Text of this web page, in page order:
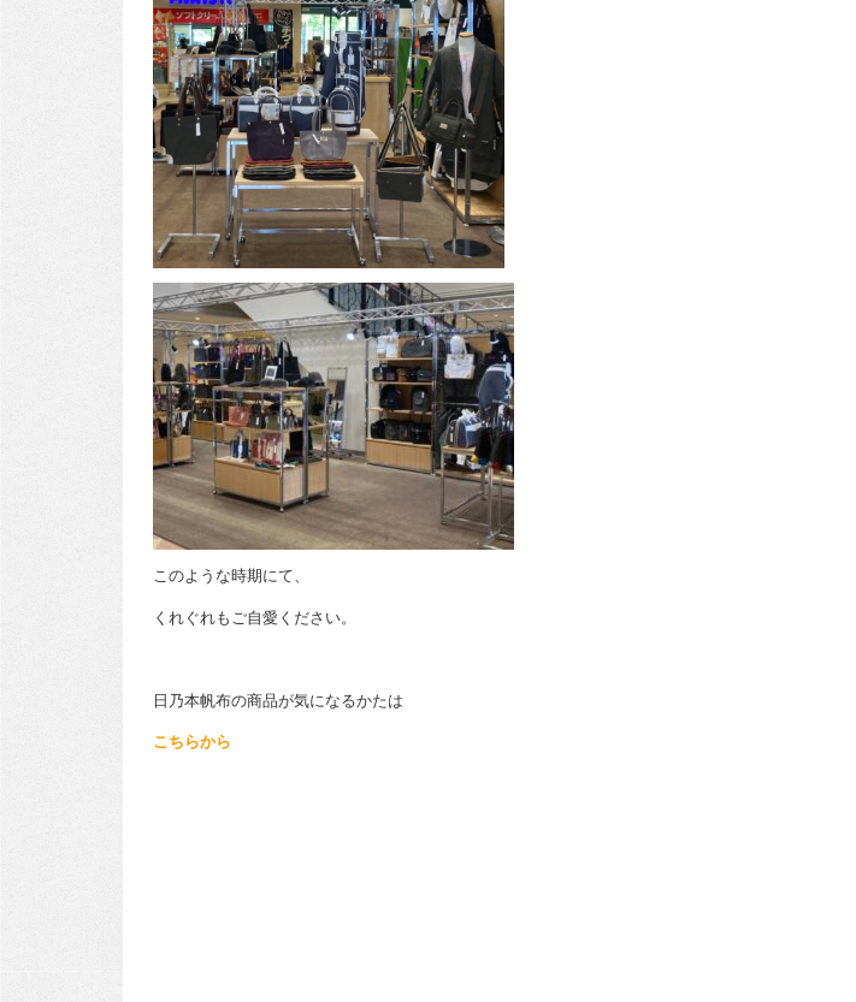
このような時期にて、
くれぐれもご自愛ください。
日乃本帆布の商品が気になるかたは
こちらから